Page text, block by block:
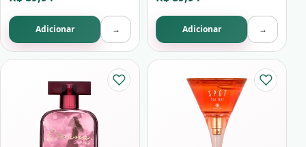
Adicionar → Adicionar →